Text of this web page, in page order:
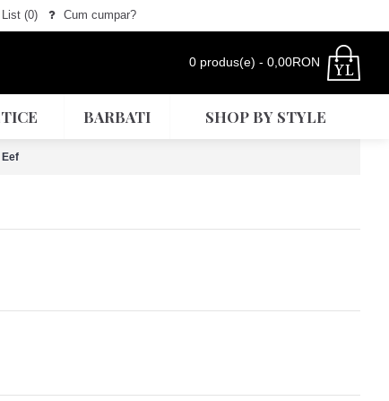
(0) Cum cumpar?
0 produs(e) - 0,00RON
BARBATI SHOP BY STYLE